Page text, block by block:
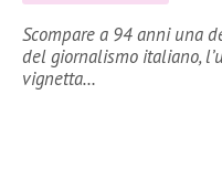
Scompare a 94 anni una
del giornalismo italiano,
vignetta…